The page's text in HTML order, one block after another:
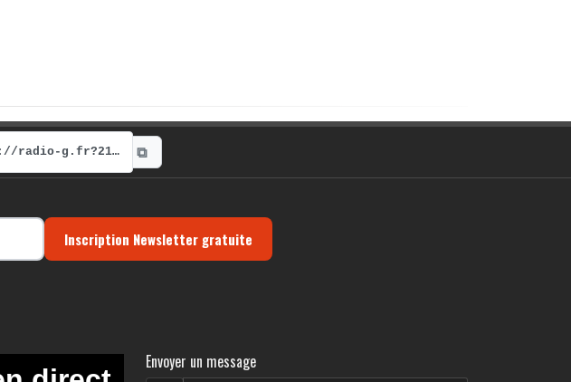
https://radio-g.fr?21730 ⧉
Inscription Newsletter gratuite
Envoyer un message